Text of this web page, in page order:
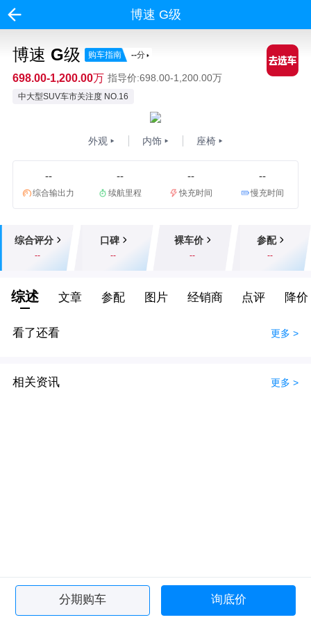
博速 G级
博速 G级 购车指南 --分
698.00-1,200.00万 指导价:698.00-1,200.00万
中大型SUV车市关注度 NO.16
外观 内饰 座椅
--
综合输出力
--
续航里程
--
快充时间
--
慢充时间
综合评分
--
口碑
--
裸车价
--
参配
--
综述 文章 参配 图片 经销商 点评 降价
看了还看 更多 >
相关资讯 更多 >
分期购车 询底价